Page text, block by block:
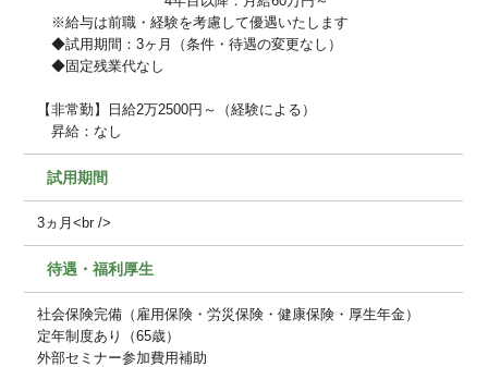
※給与は前職・経験を考慮して優遇いたします
◆試用期間：3ヶ月（条件・待遇の変更なし）
◆固定残業代なし
【非常勤】日給2万2500円～（経験による）
昇給：なし
試用期間
3ヵ月<br />
待遇・福利厚生
社会保険完備（雇用保険・労災保険・健康保険・厚生年金）
定年制度あり（65歳）
外部セミナー参加費用補助